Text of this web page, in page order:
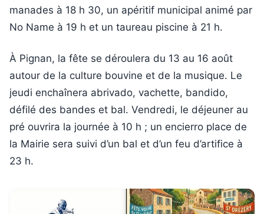
manades à 18 h 30, un apéritif municipal animé par
No Name à 19 h et un taureau piscine à 21 h.
À Pignan, la fête se déroulera du 13 au 16 août
autour de la culture bouvine et de la musique. Le
jeudi enchaînera abrivado, vachette, bandido,
défilé des bandes et bal. Vendredi, le déjeuner au
pré ouvrira la journée à 10 h ; un encierro place de
la Mairie sera suivi d’un bal et d’un feu d’artifice à
23 h.